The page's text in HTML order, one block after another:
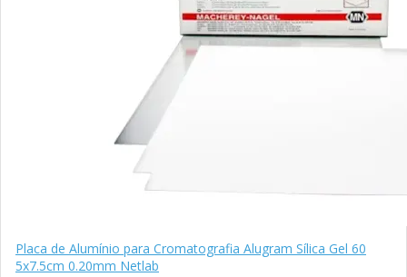
Placa de Alumínio para Cromatografia Alugram Sílica Gel 60
5x7.5cm 0.20mm Netlab